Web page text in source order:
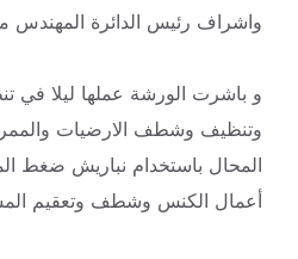
واشراف رئيس الدائرة المهندس
و باشرت الورشة عملها ليلا في
وتنظيف وشطف الارضيات
المحال باستخدام نباريش ضغط
أعمال الكنس وشطف وتعقيم